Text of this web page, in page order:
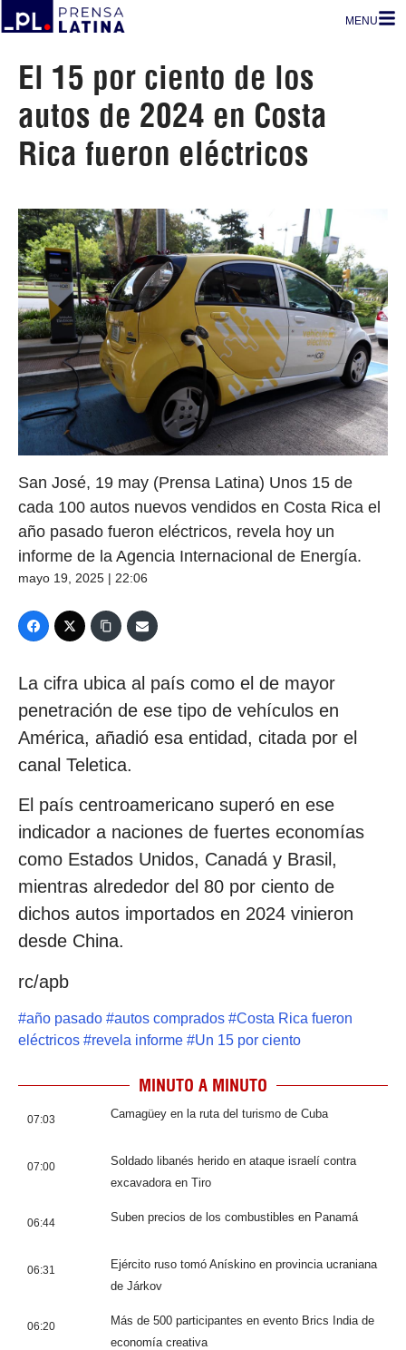
MENU
El 15 por ciento de los
autos de 2024 en Costa
Rica fueron eléctricos
San José, 19 may (Prensa Latina) Unos 15 de
cada 100 autos nuevos vendidos en Costa Rica el
año pasado fueron eléctricos, revela hoy un
informe de la Agencia Internacional de Energía.
mayo 19, 2025 | 22:06
La cifra ubica al país como el de mayor
penetración de ese tipo de vehículos en
América, añadió esa entidad, citada por el
canal Teletica.
El país centroamericano superó en ese
indicador a naciones de fuertes economías
como Estados Unidos, Canadá y Brasil,
mientras alrededor del 80 por ciento de
dichos autos importados en 2024 vinieron
desde China.
rc/apb
#año pasado #autos comprados #Costa Rica fueron
eléctricos #revela informe #Un 15 por ciento
MINUTO A MINUTO
07:03 Camagüey en la ruta del turismo de Cuba
07:00
Soldado libanés herido en ataque israelí contra
excavadora en Tiro
06:44 Suben precios de los combustibles en Panamá
06:31
Ejército ruso tomó Anískino en provincia ucraniana
de Járkov
06:20
Más de 500 participantes en evento Brics India de
economía creativa